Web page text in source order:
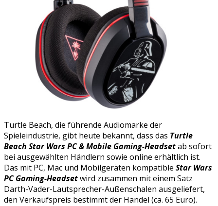
Turtle Beach, die führende Audiomarke der
Spieleindustrie, gibt heute bekannt, dass das Turtle
Beach Star Wars PC & Mobile Gaming-Headsetab sofort
bei ausgewählten Händlern sowie online erhältlich ist.
Das mit PC, Mac und Mobilgeräten kompatible Star Wars
PC Gaming-Headsetwird zusammen mit einem Satz
Darth-Vader-Lautsprecher-Außenschalen ausgeliefert,
den Verkaufspreis bestimmt der Handel (ca. 65 Euro).